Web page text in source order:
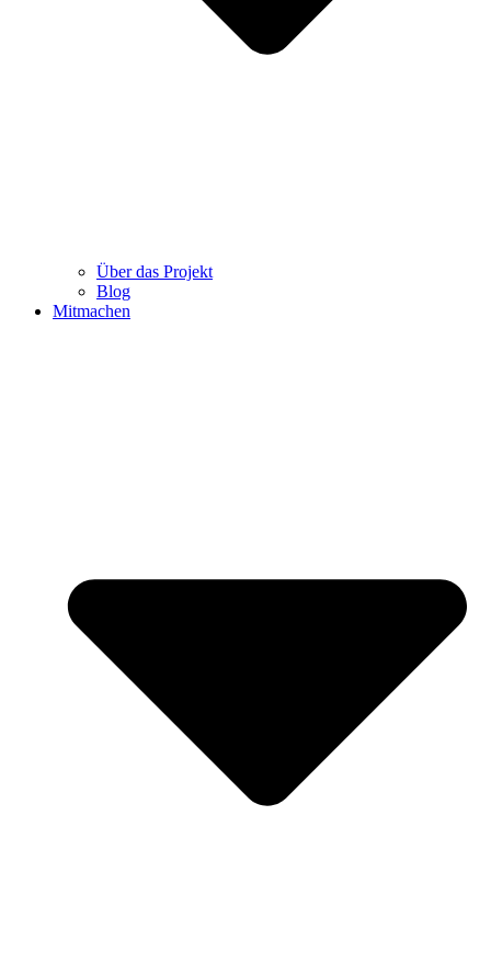
Über das Projekt
Blog
Mitmachen